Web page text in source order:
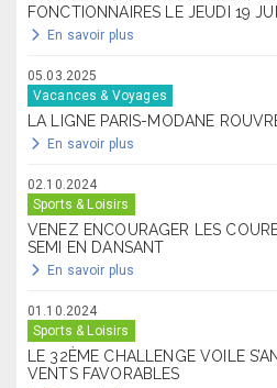
FONCTIONNAIRES LE JEUDI 19
En savoir plus
05.03.2025
Vacances & Voyages
LA LIGNE PARIS-MODANE
En savoir plus
02.10.2024
Sports & Loisirs
VENEZ ENCOURAGER LES
SEMI EN DANSANT
En savoir plus
01.10.2024
Sports & Loisirs
LE 32ÈME CHALLENGE VOILE
VENTS FAVORABLES